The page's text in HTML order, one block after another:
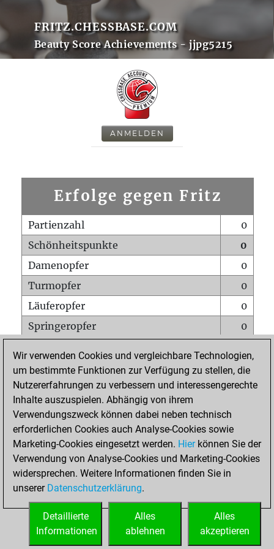
FRITZ.CHESSBASE.COM
Beauty Score Achievements - jjpg5215
ANMELDEN
Erfolge gegen Fritz
Partienzahl
0
Schönheitspunkte
0
Damenopfer
0
Turmopfer
0
Läuferopfer
0
Springeropfer
0
Matt auf vollem Brett
0
Bauer setzt Matt
0
Erstickte Matts
Unterverwandlungen
Türme auf der siebten
0
STARTSEITE
Wir verwenden Cookies und vergleichbare Technologien,
um bestimmte Funktionen zur Verfügung zu stellen, die
Nutzererfahrungen zu verbessern und interessengerechte
Inhalte auszuspielen. Abhängig von ihrem
Verwendungszweck können dabei neben technisch
erforderlichen Cookies auch Analyse-Cookies sowie
Marketing-Cookies eingesetzt werden. Hierkönnen Sie der
Verwendung von Analyse-Cookies und Marketing-Cookies
widersprechen. Weitere Informationen finden Sie in
unserer Datenschutzerklärung.
Alles
akzeptieren
Alles
ablehnen
Detaillierte
Informationen